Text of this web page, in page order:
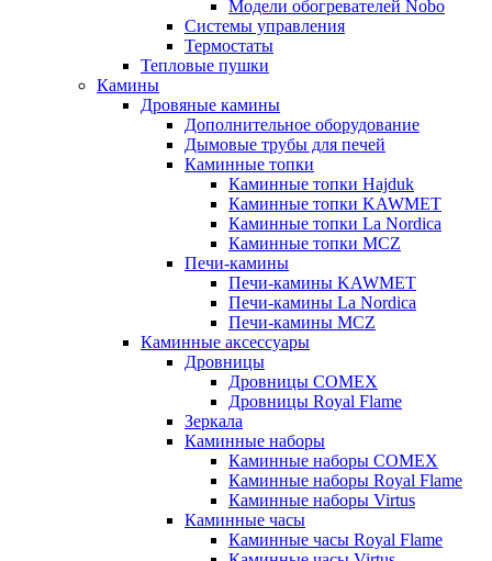
Модели обогревателей Nobo
Системы управления
Термостаты
Тепловые пушки
Камины
Дровяные камины
Дополнительное оборудование
Дымовые трубы для печей
Каминные топки
Каминные топки Hajduk
Каминные топки KAWMET
Каминные топки La Nordica
Каминные топки MCZ
Печи-камины
Печи-камины KAWMET
Печи-камины La Nordica
Печи-камины MCZ
Каминные аксессуары
Дровницы
Дровницы COMEX
Дровницы Royal Flame
Зеркала
Каминные наборы
Каминные наборы COMEX
Каминные наборы Royal Flame
Каминные наборы Virtus
Каминные часы
Каминные часы Royal Flame